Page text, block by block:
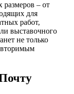
размеров – от
для
работ,
выставочного
не только